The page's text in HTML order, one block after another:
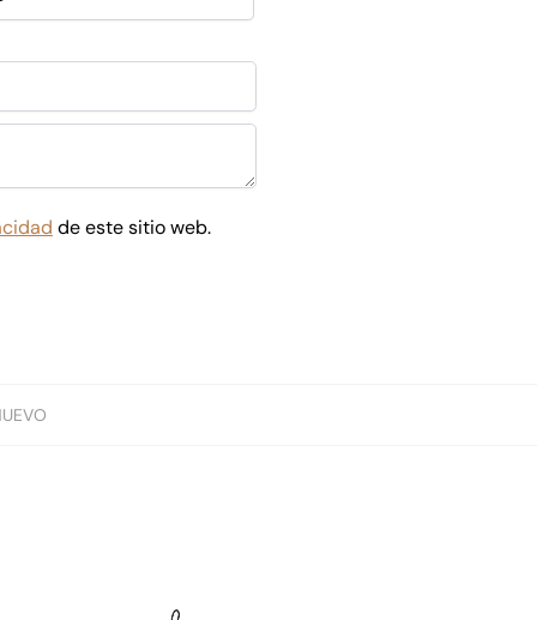
de este sitio web.